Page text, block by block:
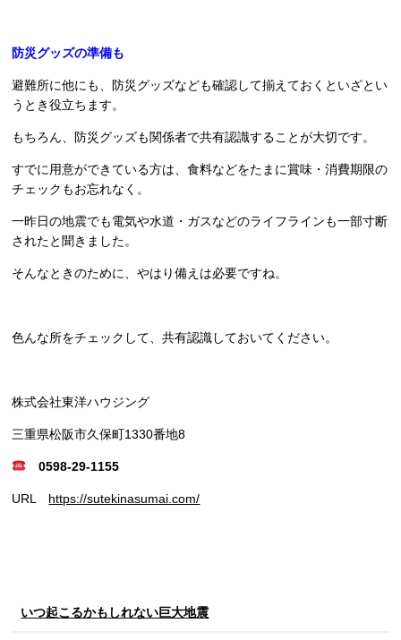
防災グッズの準備も
避難所に他にも、防災グッズなども確認して揃えておくといざとい
うとき役立ちます。
もちろん、防災グッズも関係者で共有認識することが大切です。
すでに用意ができている方は、食料などをたまに賞味・消費期限の
チェックもお忘れなく。
一昨日の地震でも電気や水道・ガスなどのライフラインも一部寸断
されたと聞きました。
そんなときのために、やはり備えは必要ですね。
色んな所をチェックして、共有認識しておいてください。
株式会社東洋ハウジング
三重県松阪市久保町1330番地8
0598-29-1155
URL https://sutekinasumai.com/
いつ起こるかもしれない巨大地震